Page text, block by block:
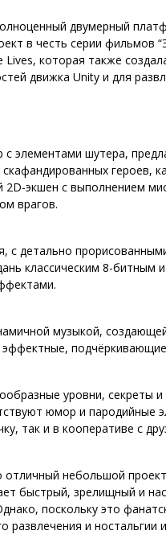
двумерный
в честь серии фильмов
которая также
движка Unity и для
с элементами шутера,
героев,
2D-экшен с выполнением
врагов.
с детально
классическим 8-битным
музыкой,
уровни, секреты и
юмор и пародийные
так и в кооперативе с
небольшой
быстрый, зрелищный и
поскольку это
развлечения и ностальгии